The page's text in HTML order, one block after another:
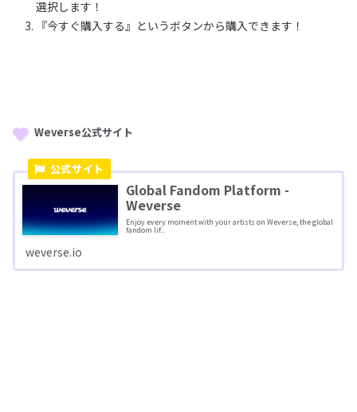
選択します！
『今すぐ購入する』というボタンから購入できます！
Weverse公式サイト
Global Fandom Platform -
Weverse
Enjoy every moment with your artists on Weverse, the global
fandom lif...
weverse.io